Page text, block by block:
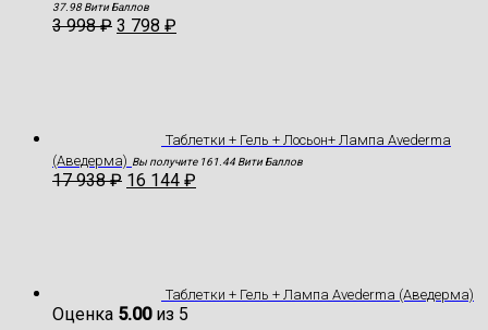
37.98 Вити Баллов
3 998₽ 3 798 ₽
Таблетки + Гель + Лосьон+ Лампа Avederma
(Аведерма) Вы получите 161.44 Вити Баллов
17 938₽ 16 144 ₽
Таблетки + Гель + Лампа Avederma (Аведерма)
Оценка 5.00из 5